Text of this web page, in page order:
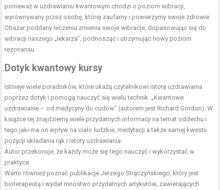
ponieważ w uzdrawianiu kwantowym chodzi o poziom wibracji,
wyrównywany przez osobę, której zaufamy i powierzymy swoje zdrowie.
Obszar poddany leczeniu zmienia swoje wibracje, dopasowując się do
wibracji naszego „lekarza”, podnosząc i utrzymując nowy poziom
rezonansu.
Dotyk kwantowy kursy
Istnieje wiele poradników, które ukażą czytelnikowi istotę uzdrawiania
poprzez dotyk i pomogą nauczyć się wielu technik. „Kwantowe
uzdrawianie – od medycyny do cudów” (autorem jest Richard Gordon). W
książce tej znajdziemy wiele przydatnych informacji na temat oddechu i
tego jaki ma on wpływ na ciało ludzkie, medytacji a także samej kwestii
pozycji układania rąk i istoty uzdrawiania.
Autor przekonuje, że każdy może się tego nauczyć i wykorzystać w
praktyce.
Warto również poznać publikacje Jerzego Strączyńskiego, który jest
bioterapeutą i wydał mnóstwo przydatnych artykułów, zawierających